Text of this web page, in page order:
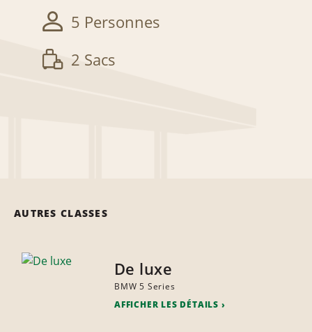
5 Personnes
2 Sacs
AUTRES CLASSES
De luxe
BMW 5 Series
AFFICHER LES DÉTAILS